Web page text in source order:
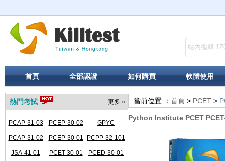
首頁 全部認證 如何購買 軟體使用
更多 »
熱門考試
PCAP-31-03 PCEP-30-02 GPYC
PCAP-31-02 PCEP-30-01 PCPP-32-101
JSA-41-01 PCET-30-01 PCED-30-01
當前位置 ： 首頁 > PCET >
Python Institute PCET